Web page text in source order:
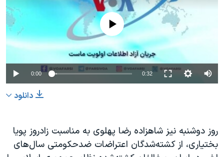
No media source currently available
0:00 0:32
دانلود
روز دوشنبه نیز شاهزاده رضا پهلوی به مناسبت زادروز پویا
بختیاری، از کشته‌شدگان اعتراضات ضدحکومتی سال‌های